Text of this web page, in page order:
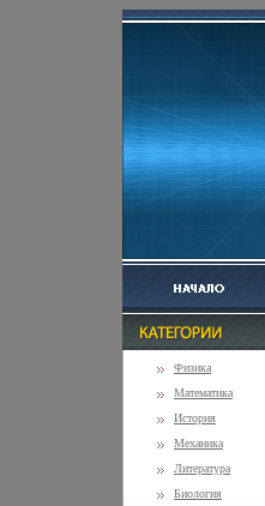
Физика
Математика
История
Механика
Литература
Биология